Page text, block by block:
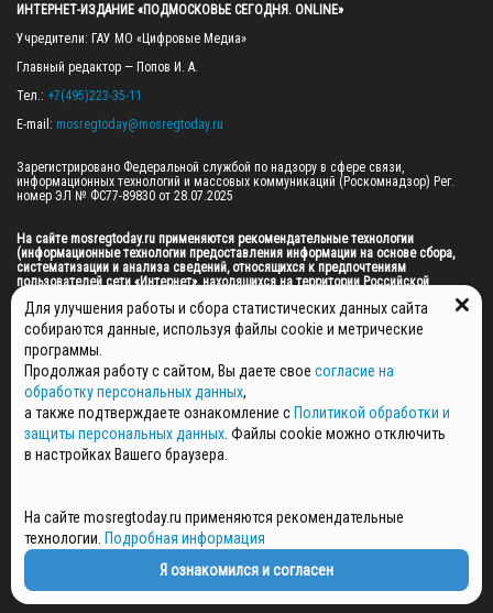
ИНТЕРНЕТ-ИЗДАНИЕ «ПОДМОСКОВЬЕ СЕГОДНЯ. ONLINE»
Учредители: ГАУ МО «Цифровые Медиа»
Главный редактор — Попов И. А.
Тел.: +7(495)223-35-11
E-mail: mosregtoday@mosregtoday.ru
Зарегистрировано Федеральной службой по надзору в сфере связи,
информационных технологий и массовых коммуникаций (Роскомнадзор) Рег.
номер ЭЛ № ФС77-89830 от 28.07.2025
На сайте mosregtoday.ru применяются рекомендательные технологии
(информационные технологии предоставления информации на основе сбора,
систематизации и анализа сведений, относящихся к предпочтениям
пользователей сети «Интернет», находящихся на территории Российской
Федерации).
© 2026 ПРАВА НА ВСЕ МАТЕРИАЛЫ САЙТА ПРИНАДЛЕЖАТ ГАУ МО "ЦИФРОВЫЕ
МЕДИА" (ОГРН: 1255000059467).
ПОЛИТИКА ОБРАБОТКИ И ЗАЩИТЫ ПЕРСОНАЛЬНЫХ ДАННЫХ
НОВОСТИ
ГАЗЕТЫ
О РЕДАКЦИИ
СПЕЦПРОЕКТЫ
ПОЛИТИКА КОНФИДЕНЦИАЛЬНОСТИ
Для улучшения работы и сбора статистических данных сайта
собираются данные, используя файлы cookie и метрические
программы.
Продолжая работу с сайтом, Вы даете свое согласие на
обработку персональных данных,
а также подтверждаете ознакомление с Политикой обработки и
защиты персональных данных . Файлы cookie можно отключить
в настройках Вашего браузера.
На сайте mosregtoday.ru применяются рекомендательные
технологии. Подробная информация
Я ознакомился и согласен